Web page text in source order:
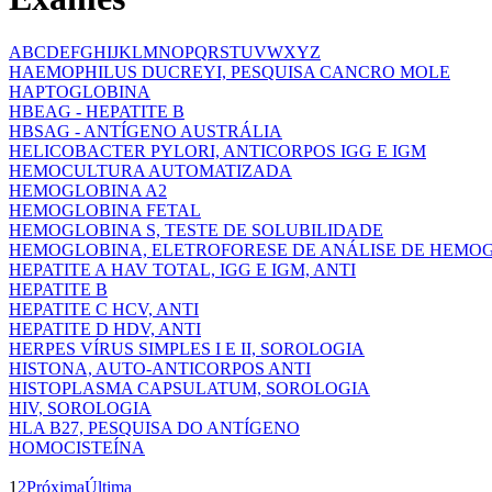
ABCDEFGHIJKLMNOPQRSTUVWXYZ
HAEMOPHILUS DUCREYI, PESQUISA CANCRO MOLE
HAPTOGLOBINA
HBEAG - HEPATITE B
HBSAG - ANTÍGENO AUSTRÁLIA
HELICOBACTER PYLORI, ANTICORPOS IGG E IGM
HEMOCULTURA AUTOMATIZADA
HEMOGLOBINA A2
HEMOGLOBINA FETAL
HEMOGLOBINA S, TESTE DE SOLUBILIDADE
HEMOGLOBINA, ELETROFORESE DE ANÁLISE DE
HEPATITE A HAV TOTAL, IGG E IGM, ANTI
HEPATITE B
HEPATITE C HCV, ANTI
HEPATITE D HDV, ANTI
HERPES VÍRUS SIMPLES I E II, SOROLOGIA
HISTONA, AUTO-ANTICORPOS ANTI
HISTOPLASMA CAPSULATUM, SOROLOGIA
HIV, SOROLOGIA
HLA B27, PESQUISA DO ANTÍGENO
HOMOCISTEÍNA
1 2PróximaÚltima